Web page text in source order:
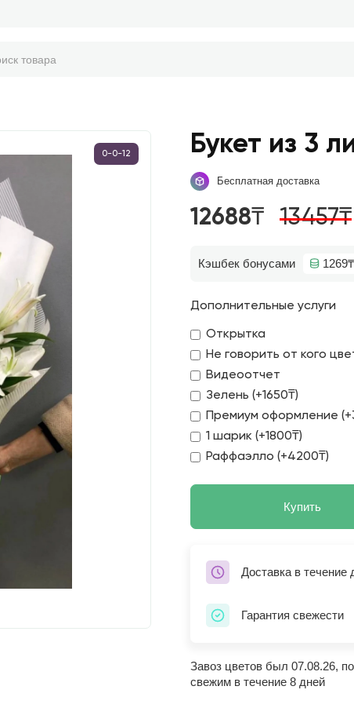
0-0-12 Букет из 3
Бесплатная доставка
12688₸ 13457₸
Кэшбек бонусами 1269₸
Дополнительные услуги
Открытка
Не говорить от кого
Видеоотчет
Зелень (+1650₸)
Премиум оформление
1 шарик (+1800₸)
Раффаэлло (+4200₸)
Купить
Доставка в течение
Гарантия свежести
Завоз цветов был 07.08.26,
свежим в течение 8 дней